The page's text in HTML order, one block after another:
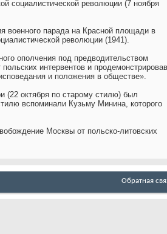
социалистической революции (7 ноября
военного парада на Красной площади в
революции (1941).
ополчения под предводительством
интервентов и продемонстрировав
и положения в обществе».
(22 октября по старому стилю) был
вспоминали Кузьму Минина, которого
Москвы от польско-литовских
Обратная